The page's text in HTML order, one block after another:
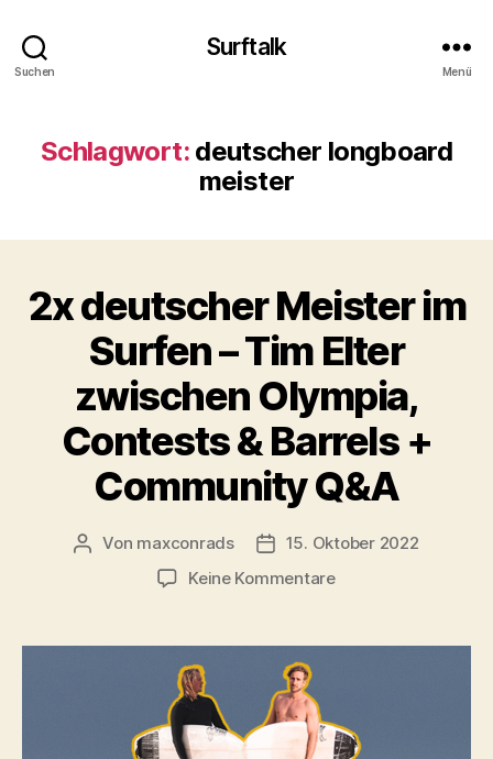
Suchen
Surftalk
Menü
Schlagwort: deutscher longboard
meister
2x deutscher Meister im
Surfen – Tim Elter
zwischen Olympia,
Contests & Barrels +
Community Q&A
Beitragsautor
Von maxconrads Beitragsdatum
15. Oktober 2022
Keine Kommentarezu
Meister
–
Tim